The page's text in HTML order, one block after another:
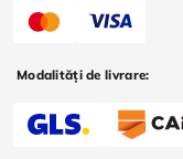
Modalități de livrare: